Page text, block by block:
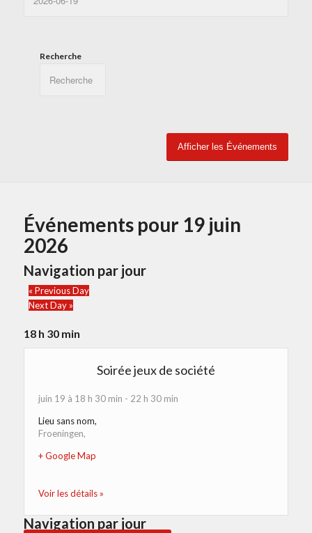
Recherche
Événements pour 19 juin
2026
Navigation par jour
« Previous Day
Next Day »
18 h 30 min
Soirée jeux de société
juin 19 à 18 h 30 min - 22 h 30 min
Lieu sans nom,
Froeningen,
+ Google Map
Voir les détails »
Navigation par jour